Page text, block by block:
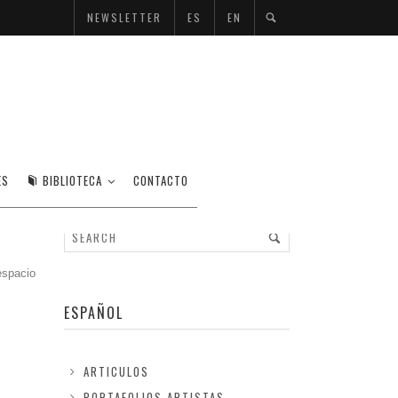
NEWSLETTER ES EN
BIBLIOTECA CONTACTO
ESPAÑOL
ARTICULOS